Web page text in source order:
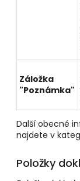
Záložka
"Poznámka"
Další obecné
najdete v
Položky